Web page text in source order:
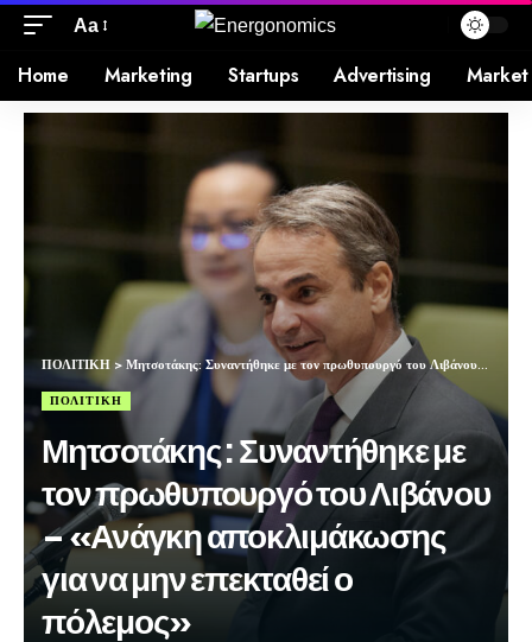
Aa
Home Marketing Startups Advertising Market
ΠΟΛΙΤΙΚΗ>Μητσοτάκης: Συναντήθηκε με τον πρωθυπουργό του Λιβάνου – «Ανάγκη αποκλιμάκωσης για να μην επεκταθεί ο πόλεμος»
ΠΟΛΙΤΙΚΗ
Μητσοτάκης: Συναντήθηκε με
τον πρωθυπουργό του Λιβάνου
– «Ανάγκη αποκλιμάκωσης
για να μην επεκταθεί ο
πόλεμος»